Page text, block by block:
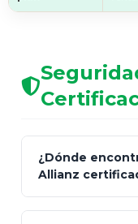
¿Dónde
Allianz